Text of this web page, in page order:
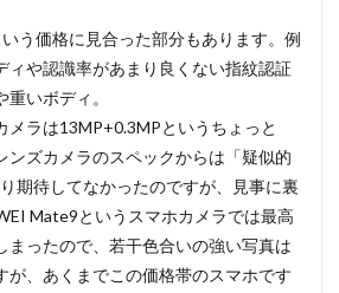
う価格に見合った部分もあります。例
ィや認識率があまり良くない指紋認証
いボディ。
メラは13MP+0.3MPというちょっと
ンズカメラのスペックからは「疑似的
期待してなかったのですが、見事に裏
Mate9というスマホカメラでは最高
まったので、若干色合いの強い写真は
が、あくまでこの価格帯のスマホです